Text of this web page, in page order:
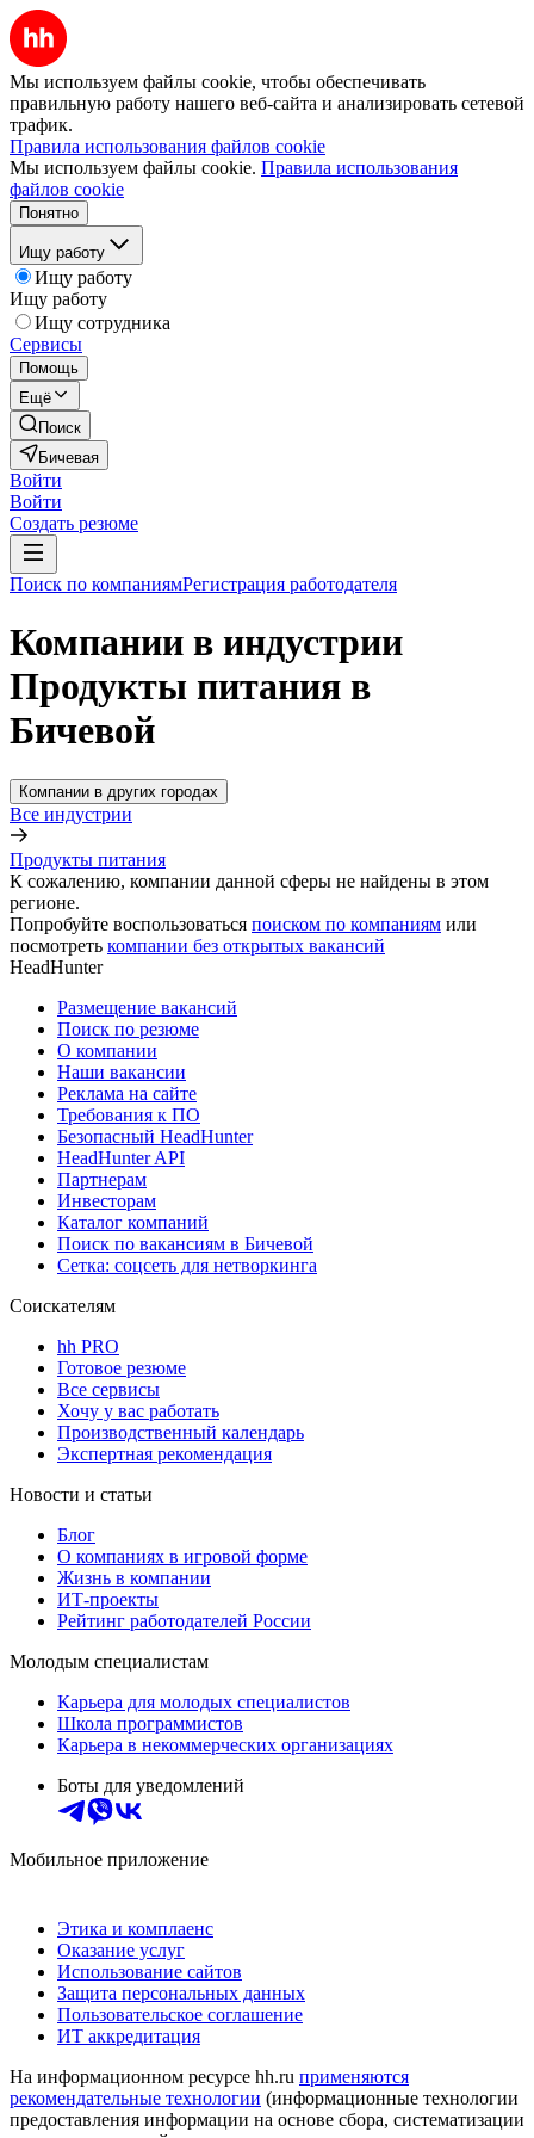
Мы используем файлы cookie, чтобы обеспечивать
правильную работу нашего веб-сайта и анализировать сетевой
трафик.
Правила использования файлов cookie
Мы используем файлы cookie. Правила использования
файлов cookie
Понятно
Ищу работу
Ищу работу
Ищу работу
Ищу сотрудника
Сервисы
Помощь
Ещё
Поиск
Бичевая
Войти
Войти
Создать резюме
Поиск по компаниямРегистрация работодателя
Компании в индустрии
Продукты питания в
Бичевой
Компании в других городах
Все индустрии
Продукты питания
К сожалению, компании данной сферы не найдены в этом
регионе.
Попробуйте воспользоваться поиском по компаниям или
посмотреть компании без открытых вакансий
HeadHunter
Размещение вакансий
Поиск по резюме
О компании
Наши вакансии
Реклама на сайте
Требования к ПО
Безопасный HeadHunter
HeadHunter API
Партнерам
Инвесторам
Каталог компаний
Поиск по вакансиям в Бичевой
Сетка: соцсеть для нетворкинга
Соискателям
hh PRO
Готовое резюме
Все сервисы
Хочу у вас работать
Производственный календарь
Экспертная рекомендация
Новости и статьи
Блог
О компаниях в игровой форме
Жизнь в компании
ИТ-проекты
Рейтинг работодателей России
Молодым специалистам
Карьера для молодых специалистов
Школа программистов
Карьера в некоммерческих организациях
Боты для уведомлений
Мобильное приложение
Этика и комплаенс
Оказание услуг
Использование сайтов
Защита персональных данных
Пользовательское соглашение
ИТ аккредитация
На информационном ресурсе hh.ru применяются
рекомендательные технологии (информационные технологии
предоставления информации на основе сбора, систематизации